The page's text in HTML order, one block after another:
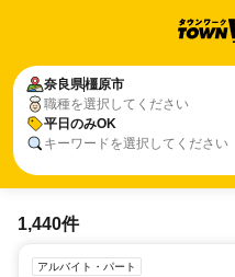
奈良県橿原市
職種を選択してください
平日のみOK
キーワードを選択してください
1,440件
アルバイト・パート